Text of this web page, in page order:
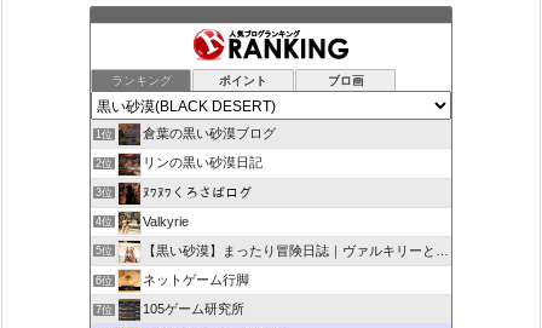
ランキング ポイント ブロ画
1位 倉葉の黒い砂漠ブログ
2位 リンの黒い砂漠日記
3位 ﾇﾜﾇﾜくろさばログ
4位 Valkyrie
5位 【黒い砂漠】まったり冒険日誌｜ヴァルキリーと闇の精霊の旅
6位 ネットゲーム行脚
7位 105ゲーム研究所